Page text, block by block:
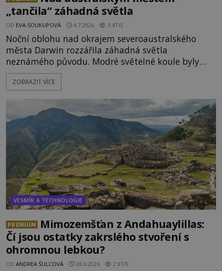
„tančila“ záhadná světla
OD EVA SOUKUPOVÁ 4.7.2026 3.4TIS
Noční oblohu nad okrajem severoaustralského
města Darwin rozzářila záhadná světla
neznámého původu. Modré světelné koule byly
viditelné nejméně dvacet minut, během nichž se
opakovaně objevovaly a zase mizely. Svědek, který
mohlo jít o návštěvu ze světa duchů. Záhadný
záznam okamžitě rozpoutal deb
ZOBRAZIT VÍCE
VESMÍR A TECHNOLOGIE
PREMIUM
Mimozemšťan z Andahuaylillas:
Čí jsou ostatky zakrslého stvoření s
ohromnou lebkou?
OD ANDREA ŠULCOVÁ 26.6.2026 2.9TIS